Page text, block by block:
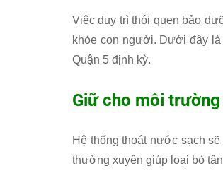
Việc duy trì thói quen bảo
khỏe con người. Dưới đây
Quận 5 định kỳ.
Giữ cho môi
Hệ thống thoát nước sạch
thường xuyên giúp loại bỏ